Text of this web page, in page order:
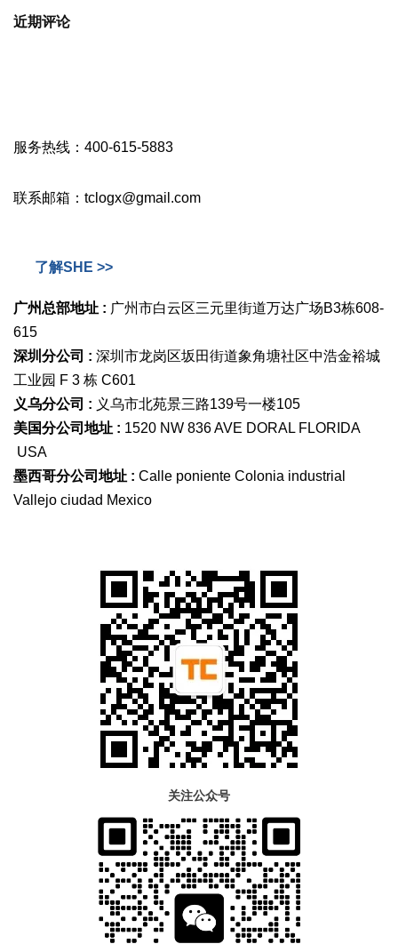
近期评论
服务热线：400-615-5883
联系邮箱：tclogx@gmail.com
了解SHE >>
广州总部地址 : 广州市白云区三元里街道万达广场B3栋608-
615
深圳分公司 : 深圳市龙岗区坂田街道象角塘社区中浩金裕城
工业园 F 3 栋 C601
义乌分公司 : 义乌市北苑景三路139号一楼105
美国分公司地址 : 1520 NW 836 AVE DORAL FLORIDA
USA
墨西哥分公司地址 : Calle poniente Colonia industrial
Vallejo ciudad Mexico
关注公众号